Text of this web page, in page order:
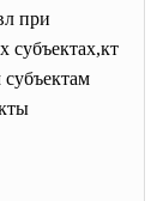
при
субъектах,кт